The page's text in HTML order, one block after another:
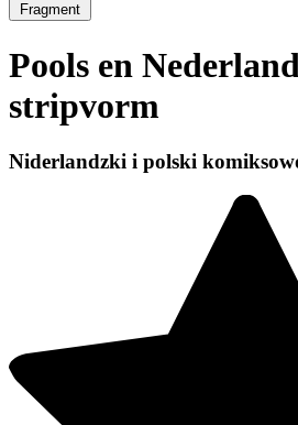
Fragment
Pools en
stripvorm
Niderlandzki i polski